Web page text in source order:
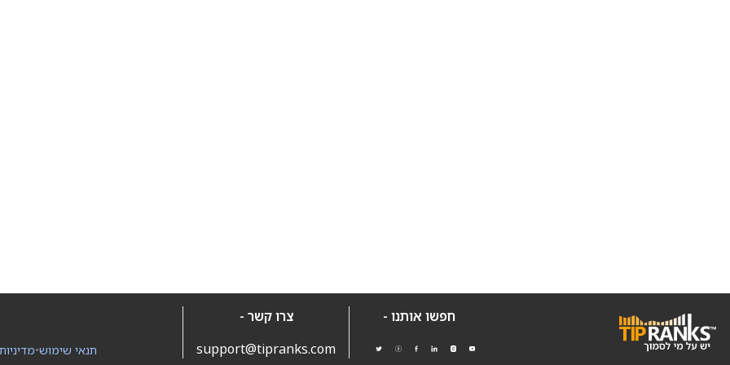
חפשו אותנו -
צרו קשר -
support@tipranks.com
•תנאי שימוש